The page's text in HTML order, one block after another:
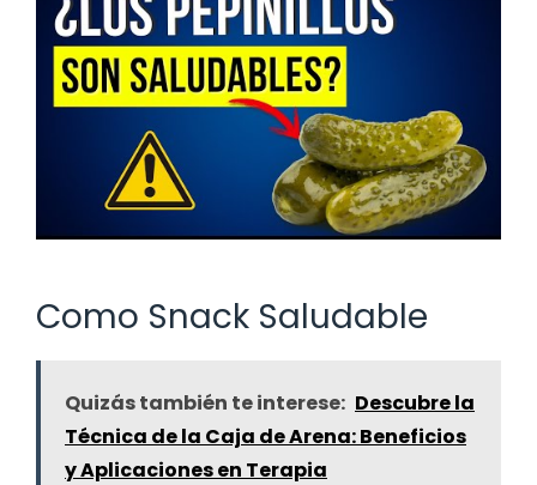
Como Snack Saludable
Quizás también te interese: Descubre la
Técnica de la Caja de Arena: Beneficios
y Aplicaciones en Terapia